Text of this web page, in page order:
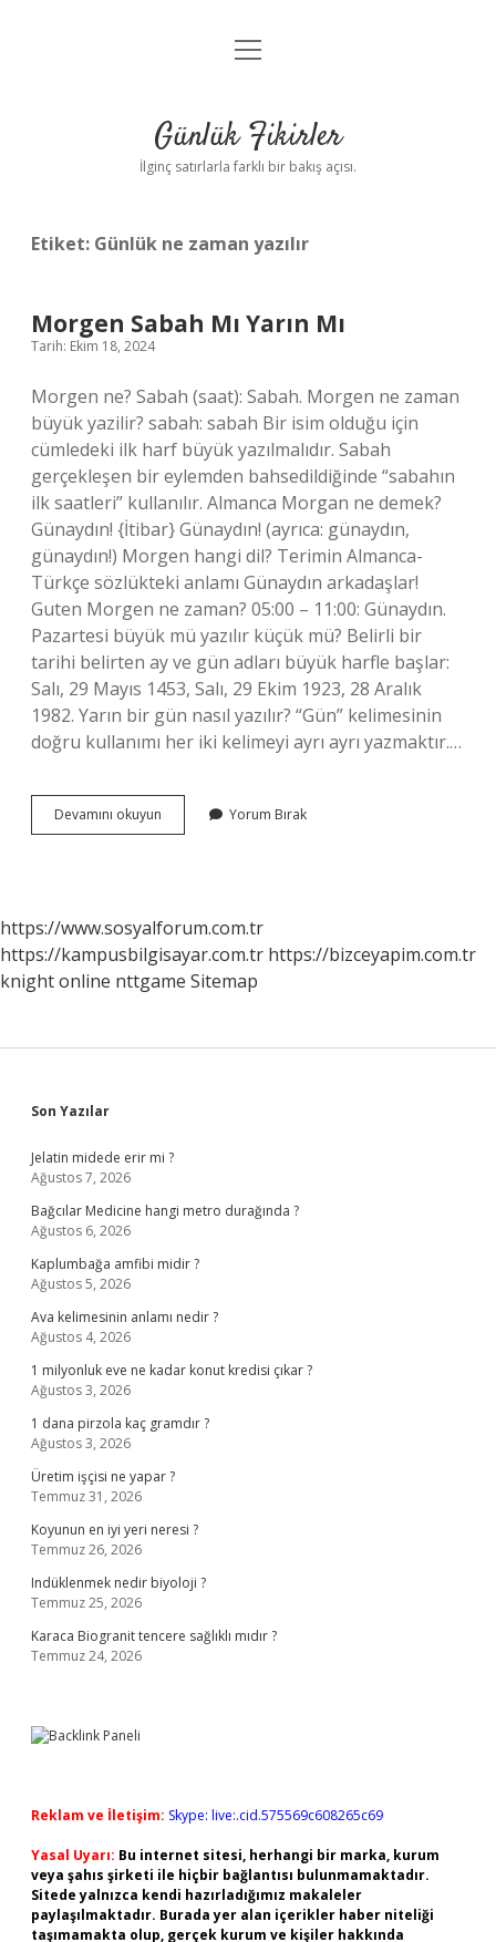
Anasayfa
Yasal Uyarı
menüyü
Günlük Fikirler
İlginç satırlarla farklı bir bakış açısı.
Etiket: Günlük ne zaman yazılır
Morgen Sabah Mı Yarın Mı
Tarih: Ekim 18, 2024
Morgen ne? Sabah (saat): Sabah. Morgen ne zaman
büyük yazilir? sabah: sabah Bir isim olduğu için
cümledeki ilk harf büyük yazılmalıdır. Sabah
gerçekleşen bir eylemden bahsedildiğinde “sabahın
ilk saatleri” kullanılır. Almanca Morgan ne demek?
Günaydın! {İtibar} Günaydın! (ayrıca: günaydın,
günaydın!) Morgen hangi dil? Terimin Almanca-
Türkçe sözlükteki anlamı Günaydın arkadaşlar!
Guten Morgen ne zaman? 05:00 – 11:00: Günaydın.
Pazartesi büyük mü yazılır küçük mü? Belirli bir
tarihi belirten ay ve gün adları büyük harfle başlar:
Salı, 29 Mayıs 1453, Salı, 29 Ekim 1923, 28 Aralık
1982. Yarın bir gün nasıl yazılır? “Gün” kelimesinin
doğru kullanımı her iki kelimeyi ayrı ayrı yazmaktır.…
Devamını okuyun
Sabah
Yorum Bırak
https://www.sosyalforum.com.tr
https://kampusbilgisayar.com.tr https://bizceyapim.com.tr
knight online nttgame Sitemap
Sidebar
Son Yazılar
Jelatin midede erir mi ?
Ağustos 7, 2026
Bağcılar Medicine hangi metro durağında ?
Ağustos 6, 2026
Kaplumbağa amfibi midir ?
Ağustos 5, 2026
Ava kelimesinin anlamı nedir ?
Ağustos 4, 2026
1 milyonluk eve ne kadar konut kredisi çıkar ?
Ağustos 3, 2026
1 dana pirzola kaç gramdır ?
Ağustos 3, 2026
Üretim işçisi ne yapar ?
Temmuz 31, 2026
Koyunun en iyi yeri neresi ?
Temmuz 26, 2026
Indüklenmek nedir biyoloji ?
Temmuz 25, 2026
Karaca Biogranit tencere sağlıklı mıdır ?
Temmuz 24, 2026
Reklam ve İletişim: Skype: live:.cid.575569c608265c69
Yasal Uyarı: Bu internet sitesi, herhangi bir marka, kurum
veya şahıs şirketi ile hiçbir bağlantısı bulunmamaktadır.
Sitede yalnızca kendi hazırladığımız makaleler
paylaşılmaktadır. Burada yer alan içerikler haber niteliği
taşımamakta olup, gerçek kurum ve kişiler hakkında